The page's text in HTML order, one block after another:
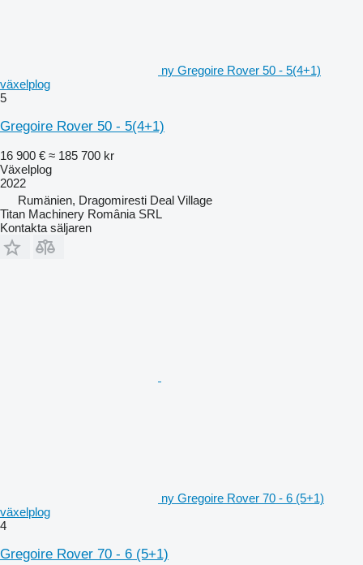
ny Gregoire Rover 50 - 5(4+1)
växelplog
5
Gregoire Rover 50 - 5(4+1)
16 900 € ≈ 185 700 kr
Växelplog
2022
Rumänien, Dragomiresti Deal Village
Titan Machinery România SRL
Kontakta säljaren
ny Gregoire Rover 70 - 6 (5+1)
växelplog
4
Gregoire Rover 70 - 6 (5+1)